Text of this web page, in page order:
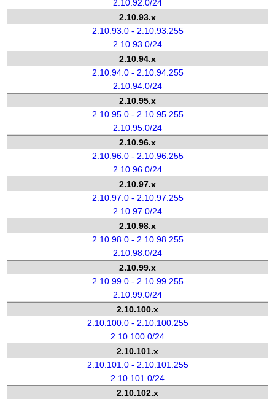
2.10.92.0/24
2.10.93.x
2.10.93.0 - 2.10.93.255
2.10.93.0/24
2.10.94.x
2.10.94.0 - 2.10.94.255
2.10.94.0/24
2.10.95.x
2.10.95.0 - 2.10.95.255
2.10.95.0/24
2.10.96.x
2.10.96.0 - 2.10.96.255
2.10.96.0/24
2.10.97.x
2.10.97.0 - 2.10.97.255
2.10.97.0/24
2.10.98.x
2.10.98.0 - 2.10.98.255
2.10.98.0/24
2.10.99.x
2.10.99.0 - 2.10.99.255
2.10.99.0/24
2.10.100.x
2.10.100.0 - 2.10.100.255
2.10.100.0/24
2.10.101.x
2.10.101.0 - 2.10.101.255
2.10.101.0/24
2.10.102.x